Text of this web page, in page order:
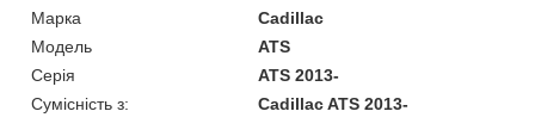
Марка
Cadillac
Модель
ATS
Серія
ATS 2013-
Сумісність з:
Cadillac ATS 2013-